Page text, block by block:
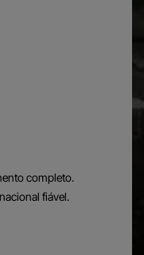
completo.
fiável.